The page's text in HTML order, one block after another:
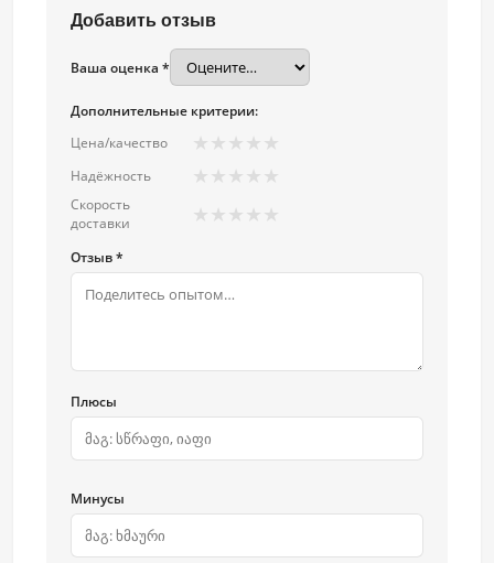
Добавить отзыв
Ваша оценка *
Дополнительные критерии:
Цена/качество
★ ★ ★ ★ ★
Надёжность ★ ★ ★ ★ ★
Скорость
доставки
★ ★ ★ ★ ★
Отзыв *
Плюсы
Минусы